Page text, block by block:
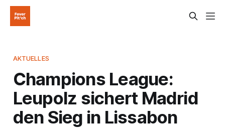
AKTUELLES
Champions League:
Leupolz sichert Madrid
den Sieg in Lissabon